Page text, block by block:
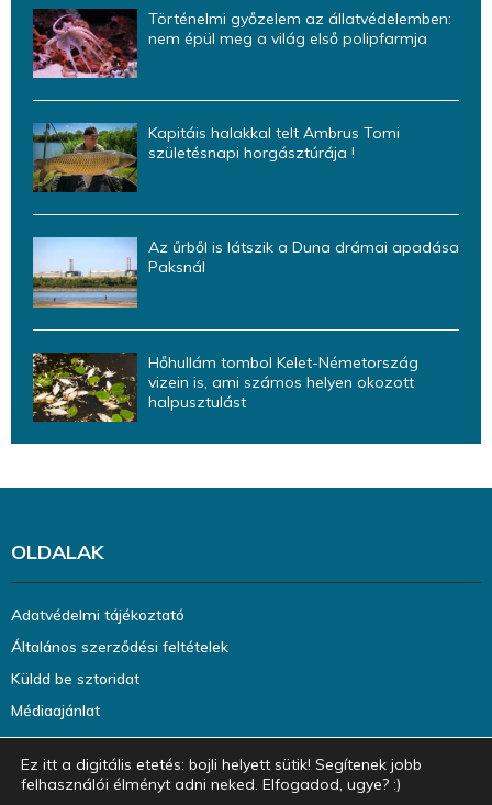
Történelmi győzelem az állatvédelemben:
nem épül meg a világ első polipfarmja
Kapitáis halakkal telt Ambrus Tomi
születésnapi horgásztúrája !
Az űrből is látszik a Duna drámai apadása
Paksnál
Hőhullám tombol Kelet-Németország
vizein is, ami számos helyen okozott
halpusztulást
OLDALAK
Adatvédelmi tájékoztató
Általános szerződési feltételek
Küldd be sztoridat
Médiaajánlat
Ez itt a digitális etetés: bojli helyett sütik! Segítenek jobb
felhasználói élményt adni neked. Elfogadod, ugye? :)